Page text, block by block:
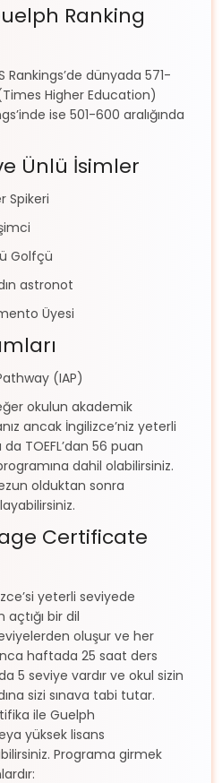
Ranking
dünyada 571-
(Times Higher Education)
ise 501-600 aralığında
Ünlü İsimler
Spikeri
Golfçü
astronot
Üyesi
(IAP)
okulun akademik
ancak İngilizce’niz yeterli
da TOEFL’dan 56 puan
dahil olabilirsiniz.
olduktan sonra
Certificate
yeterli seviyede
bir dil
oluşur ve her
haftada 25 saat ders
5 seviye vardır ve okul sizin
sizi sınava tabi tutar.
ile Guelph
yüksek lisans
Programa girmek